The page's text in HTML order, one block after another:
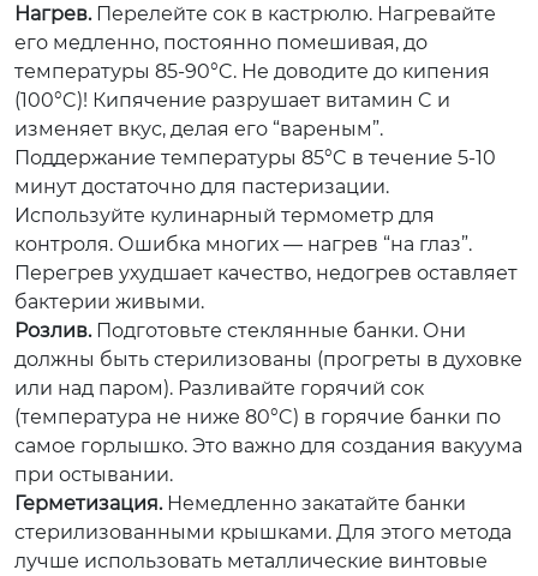
Нагрев.Перелейте сок в кастрюлю. Нагревайте
его медленно, постоянно помешивая, до
температуры 85-90°C. Не доводите до кипения
(100°C)! Кипячение разрушает витамин C и
изменяет вкус, делая его “вареным”.
Поддержание температуры 85°C в течение 5-10
минут достаточно для пастеризации.
Используйте кулинарный термометр для
контроля. Ошибка многих — нагрев “на глаз”.
Перегрев ухудшает качество, недогрев оставляет
бактерии живыми.
Розлив.Подготовьте стеклянные банки. Они
должны быть стерилизованы (прогреты в духовке
или над паром). Разливайте горячий сок
(температура не ниже 80°C) в горячие банки по
самое горлышко. Это важно для создания вакуума
при остывании.
Герметизация.Немедленно закатайте банки
стерилизованными крышками. Для этого метода
лучше использовать металлические винтовые